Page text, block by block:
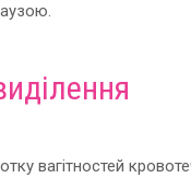
вагітностей